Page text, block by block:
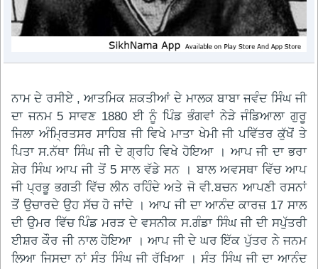
ਨਾਮ ਦੇ ਰਸੀਏ , ਆਤਮਿਕ ਸ਼ਕਤੀਆਂ ਦੇ ਮਾਲਕ ਬਾਬਾ ਜਵੰਦ ਸਿੰਘ ਜੀ
ਦਾ ਜਨਮ 5 ਸਾਵਣ 1880 ਈ ਨੂੰ ਪਿੰਡ ਭੰਗਵਾਂ ਨੇੜੇ ਜੰਡਿਆਲਾ ਗੁਰੂ
ਜਿਲਾ ਅੰਮ੍ਰਿਤਸਰ ਸਾਹਿਬ ਜੀ ਵਿਖੇ ਮਾਤਾ ਖੇਮੀ ਜੀ ਪਵਿੱਤਰ ਕੁੱਖੋਂ ਤੇ
ਪਿਤਾ ਸ.ਨੱਥਾ ਸਿੰਘ ਜੀ ਦੇ ਗ੍ਰਹਿ ਵਿਖੇ ਹੋਇਆ । ਆਪ ਜੀ ਦਾ ਭਰਾ
ਸ਼ੇਰ ਸਿੰਘ ਆਪ ਜੀ ਤੋਂ 5 ਸਾਲ ਵੱਡੇ ਸਨ । ਬਾਲ ਅਵਸਥਾ ਵਿੱਚ ਆਪ
ਜੀ ਪ੍ਰਭੂ ਭਗਤੀ ਵਿੱਚ ਲੀਨ ਰਹਿੰਦੇ ਅਤੇ ਜੋ ਵੀ.ਬਚਨ ਆਪਣੀ ਰਸਨਾਂ
ਤੋਂ ਉਚਾਰਦੇ ਉਹ ਸੱਚ ਹੋ ਜਾਂਦੇ । ਆਪ ਜੀ ਦਾ ਆਨੰਦ ਕਾਰਜ਼ 17 ਸਾਲ
ਦੀ ਉਮਰ ਵਿੱਚ ਪਿੰਡ ਮਰੜ ਦੇ ਵਸਨੀਕ ਸ.ਗੰਡਾ ਸਿੰਘ ਜੀ ਦੀ ਸਪੁੱਤਰੀ
ਈਸ਼ਰ ਕੌਰ ਜੀ ਨਾਲ ਹੋਇਆ । ਆਪ ਜੀ ਦੇ ਘਰ ਇੱਕ ਪੁੱਤਰ ਨੇ ਜਨਮ
ਲਿਆ ਜਿਸਦਾ ਨਾਂ ਸੰਤ ਸਿੰਘ ਜੀ ਰੱਖਿਆ । ਸੰਤ ਸਿੰਘ ਜੀ ਦਾ ਆਨੰਦ